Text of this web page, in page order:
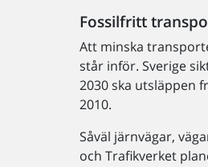
Fossilfritt
Att minska
står inför. Sverige
2030 ska utsläppen
2010.
Såväl järnvägar,
och Trafikverket